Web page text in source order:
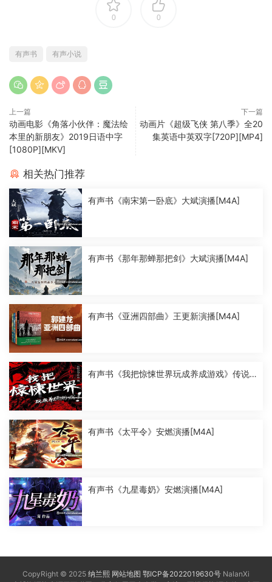
0 0
有声书 有声小说
上一篇
动画电影《角落小伙伴：魔法绘
本里的新朋友》2019日语中字
[1080P][MKV]
下一篇
动画片《超级飞侠 第八季》全20
集英语中英双字[720P][MP4]
相关热门推荐
有声书《南宋第一卧底》大斌演播[M4A]
有声书《那年那蝉那把剑》大斌演播[M4A]
有声书《亚洲四部曲》王更新演播[M4A]
有声书《我把惊悚世界玩成养成游戏》传说
有声书《太平令》安燃演播[M4A]
有声书《九星毒奶》安燃演播[M4A]
CopyRight © 2025 纳兰熙 网站地图 鄂ICP备2022019630号 NalanXi